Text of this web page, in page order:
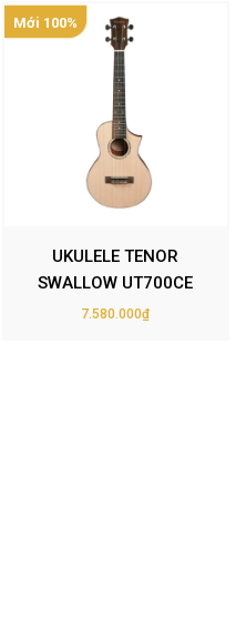
Mới 100%
UKULELE TENOR
SWALLOW UT700CE
7.580.000₫